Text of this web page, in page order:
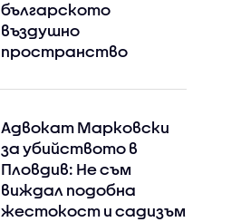
българското
въздушно
пространство
Адвокат Марковски
за убийството в
Пловдив: Не съм
виждал подобна
жестокост и садизъм